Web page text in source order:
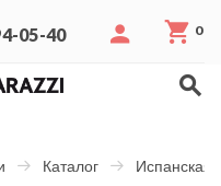
05-40 0
Каталог Испанская